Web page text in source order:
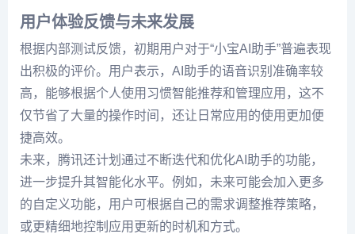
用户体验反馈与未来发展
根据内部测试反馈，初期用户对于“小宝AI助手”普遍表现
出积极的评价。用户表示，AI助手的语音识别准确率较
高，能够根据个人使用习惯智能推荐和管理应用，这不
仅节省了大量的操作时间，还让日常应用的使用更加便
捷高效。
未来，腾讯还计划通过不断迭代和优化AI助手的功能，
进一步提升其智能化水平。例如，未来可能会加入更多
的自定义功能，用户可根据自己的需求调整推荐策略，
或更精细地控制应用更新的时机和方式。